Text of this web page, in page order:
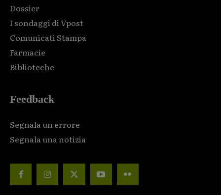
Dossier
I sondaggi di Vpost
Comunicati Stampa
Farmacie
Biblioteche
Feedback
Segnala un errore
Segnala una notizia